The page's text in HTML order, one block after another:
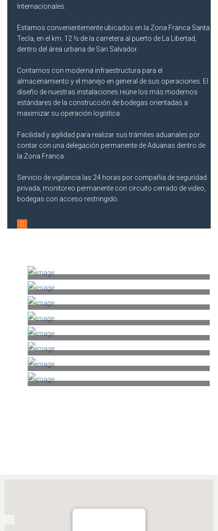
Internacionales.
Estamos convenientemente ubicados en la Zona Franca Santa
Tecla, en el km. 12 ½ de la carretera al puerto de La Libertad,
dentro del área urbana de San Salvador.
Contamos con moderna infraestructura para el
almacenamiento y el manejo en general de sus operaciones. El
diseño de nuestras instalaciones reúne los más modernos
estándares de la construcción de bodegas orientadas a
maximizar su operación logística.
Facilidad y agilidad para realizar sus trámites aduanales por
contar con una delegación permanente de Aduanas dentro de
la Zona Franca.
Servicio de vigilancia las 24 horas por compañía de seguridad
privada, monitoreo permanente con circuito cerrado de video,
bodegas con acceso restringido.